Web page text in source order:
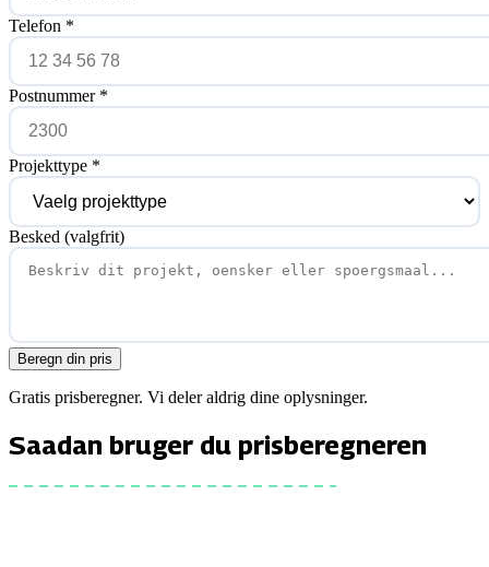
Telefon *
Postnummer *
Projekttype *
Besked (valgfrit)
Beregn din pris
Gratis prisberegner. Vi deler aldrig dine oplysninger.
Saadan bruger du prisberegneren